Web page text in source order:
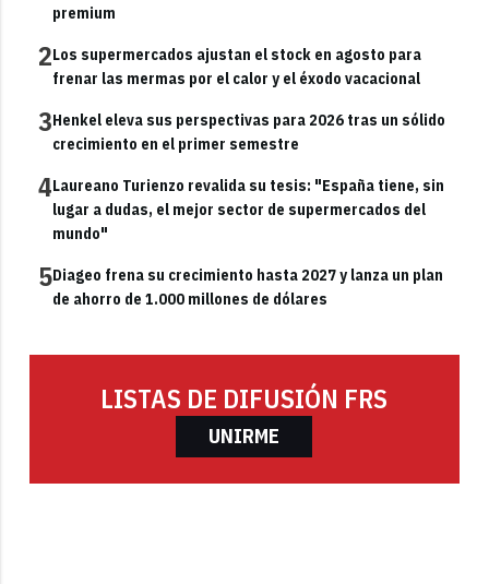
premium
2Los supermercados ajustan el stock en agosto para
frenar las mermas por el calor y el éxodo vacacional
3Henkel eleva sus perspectivas para 2026 tras un sólido
crecimiento en el primer semestre
4Laureano Turienzo revalida su tesis: "España tiene, sin
lugar a dudas, el mejor sector de supermercados del
mundo"
5Diageo frena su crecimiento hasta 2027 y lanza un plan
de ahorro de 1.000 millones de dólares
LISTAS DE DIFUSIÓN FRS
UNIRME